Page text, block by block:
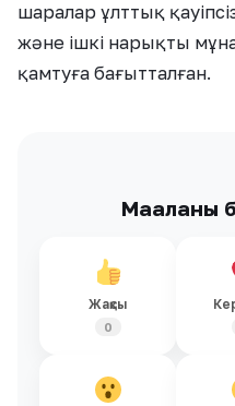
шаралар ұлттық
және ішкі нарықты
қамтуға бағытталған.
Мақаланы
Жақсы
0